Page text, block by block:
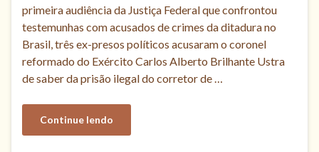
primeira audiência da Justiça Federal que confrontou
testemunhas com acusados de crimes da ditadura no
Brasil, três ex-presos políticos acusaram o coronel
reformado do Exército Carlos Alberto Brilhante Ustra
de saber da prisão ilegal do corretor de …
Continue lendo